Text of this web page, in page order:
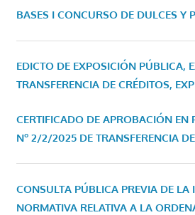
BASES I CONCURSO DE DULCES Y
EDICTO DE EXPOSICIÓN PÚBLICA,
TRANSFERENCIA DE CRÉDITOS,
CERTIFICADO DE APROBACIÓN EN
Nº 2/2/2025 DE TRANSFERENCIA
CONSULTA PÚBLICA PREVIA DE LA
NORMATIVA RELATIVA A LA